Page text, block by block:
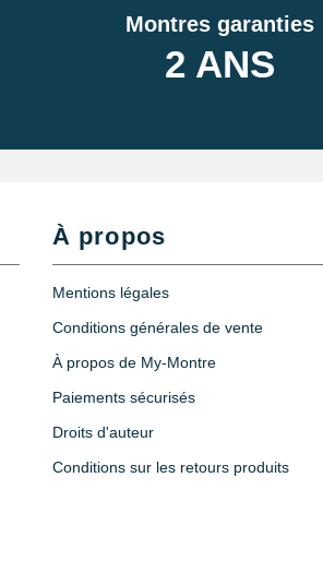
Montres garanties
2 ANS
À propos
Mentions légales
Conditions générales de vente
À propos de My-Montre
Paiements sécurisés
Droits d'auteur
Conditions sur les retours produits